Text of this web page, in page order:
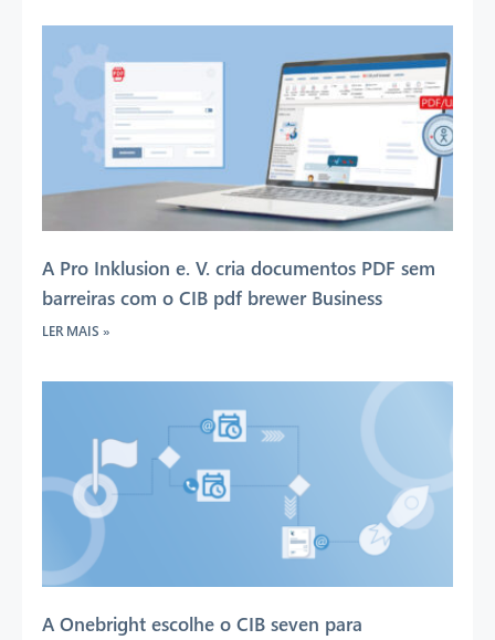
A Pro Inklusion e. V. cria documentos PDF sem
barreiras com o CIB pdf brewer Business
LER MAIS »
A Onebright escolhe o CIB seven para